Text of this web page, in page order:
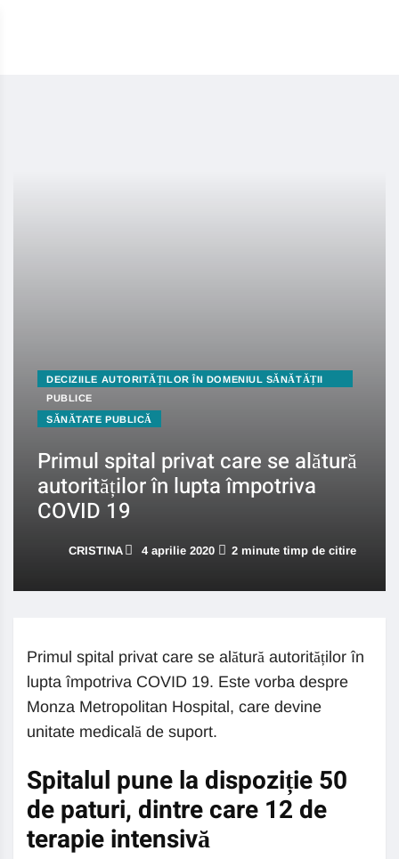
DECIZIILE AUTORITĂȚILOR ÎN DOMENIUL SĂNĂTĂȚII
PUBLICE
SĂNĂTATE PUBLICĂ
Primul spital privat care se alătură
autorităților în lupta împotriva
COVID 19
CRISTINA 4 aprilie 2020 2 minute timp de citire
Primul spital privat care se alătură autorităților în
lupta împotriva COVID 19. Este vorba despre
Monza Metropolitan Hospital, care devine
unitate medicală de suport.
Spitalul pune la dispoziție 50
de paturi, dintre care 12 de
terapie intensivă